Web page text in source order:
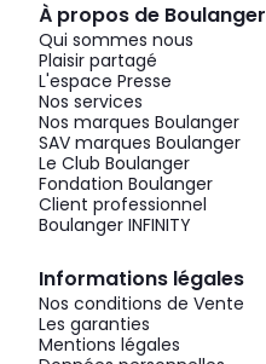
À propos de Boulanger
Qui sommes nous
Plaisir partagé
L'espace Presse
Nos services
Nos marques Boulanger
SAV marques Boulanger
Le Club Boulanger
Fondation Boulanger
Client professionnel
Boulanger INFINITY
Informations légales
Nos conditions de Vente
Les garanties
Mentions légales